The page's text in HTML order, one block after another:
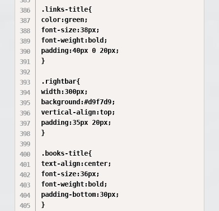
.links-title{
color:green;
font-size:38px;
font-weight:bold;
padding:40px 0 20px;
}
.rightbar{
width:300px;
background:#d9f7d9;
vertical-align:top;
padding:35px 20px;
}
.books-title{
text-align:center;
font-size:36px;
font-weight:bold;
padding-bottom:30px;
}